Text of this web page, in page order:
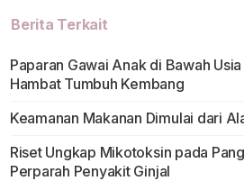
Berita Terkait
Paparan Gawai Anak di Bawah
Hambat Tumbuh Kembang
Keamanan Makanan Dimulai dari
Riset Ungkap Mikotoksin pada
Perparah Penyakit Ginjal